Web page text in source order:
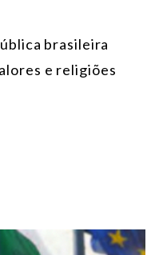
brasileira
e religiões